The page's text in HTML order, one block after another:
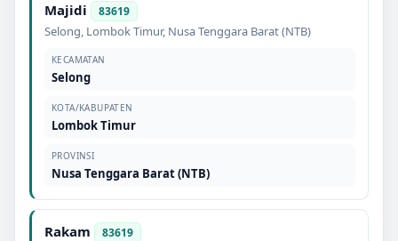
Majidi 83619
Selong, Lombok Timur, Nusa Tenggara Barat (NTB)
KECAMATAN
Selong
KOTA/KABUPATEN
Lombok Timur
PROVINSI
Nusa Tenggara Barat (NTB)
Rakam 83619